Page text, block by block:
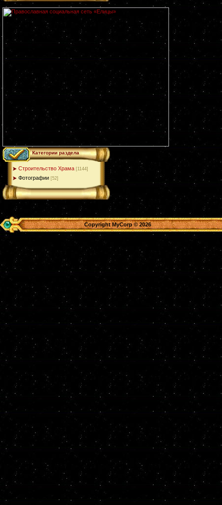
Категории раздела
Строительство Храма [1144]
Фотографии [52]
Copyright MyCorp © 2026